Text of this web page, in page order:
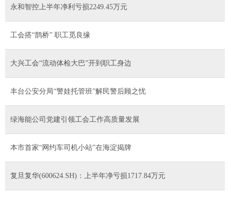
永和智控上半年净利亏损2249.45万元
工会搭“鹊桥” 职工觅良缘
大兴工会“流动体检大巴”开到职工身边
丰台公安分局“警娃托管班”解民警后顾之忧
绿海能公司党建引领工会工作高质量发展
本市首家“网约车司机小站”在海淀揭牌
复旦复华(600624.SH)：上半年净亏损1717.84万元